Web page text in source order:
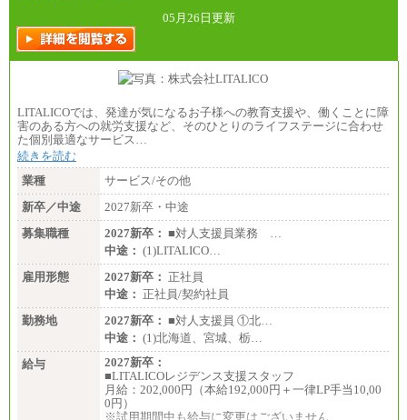
訪日事業職 月給202,000～227,000円＋地域間調整
給
※詳細はJTBキャリアサイトよりご確認ください。
■(株)JTBビジネストランスフォーム
総合職 月給205,000～225,000円＋地域間調整給
※詳細はJTBキャリアサイトよりご確認ください。
■(株)JTBデータサービス ※2027年新卒募集終了
※詳細はJTBキャリアサイトよりご確認ください。
■I&Jデジタルイノベーション(株)
総合職 月給224,500～242,600円＋地域手当
※詳細はJTBキャリアサイトよりご確認ください。
＜有期社員コース＞
■(株)JTBビジネストランスフォーム
有期契約職 月給185,000～195,000円
※詳細はJTBキャリアサイトよりご確認ください。
■(株)JTBパブリッシング ※2027年新卒募集終了
総合職 月給241,000円
中途：
①月給227,000円以上
②月給212,000円以上
③月給172,500円以上
④月給23万円～37万円
⑤月給20万円～25万円
05月26日更新
LITALICOでは、発達が気になるお子様への教育支援や、働くことに障
害のある方への就労支援など、そのひとりのライフステージに合わせ
た個別最適なサービス…
続きを読む
業種
サービス/その他
新卒／中途
2027新卒・中途
募集職種
2027新卒： ■対人支援員業務 …
中途： (1)LITALICO…
雇用形態
2027新卒： 正社員
中途： 正社員/契約社員
勤務地
2027新卒： ■対人支援員 ①北…
中途： (1)北海道、宮城、栃…
給与
2027新卒：
■LITALICOレジデンス支援スタッフ
月給：202,000円（本給192,000円＋一律LP手当10,00
0円）
※試用期間中も給与に変更はございません